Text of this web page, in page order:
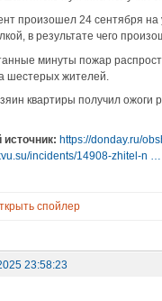
произошел 24 сентября на
в результате чего
минуты пожар
шестерых жителей.
квартиры получил ожоги
источник: https://donday.ru/
incidents/14908-zhitel-n …
спойлер
23:58:23